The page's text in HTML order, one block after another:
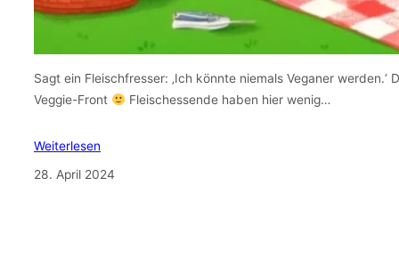
Sagt ein Fleischfresser: ‚Ich könnte niemals Veganer
Veggie-Front
Fleischessende haben hier wenig…
Weiterlesen
28. April 2024